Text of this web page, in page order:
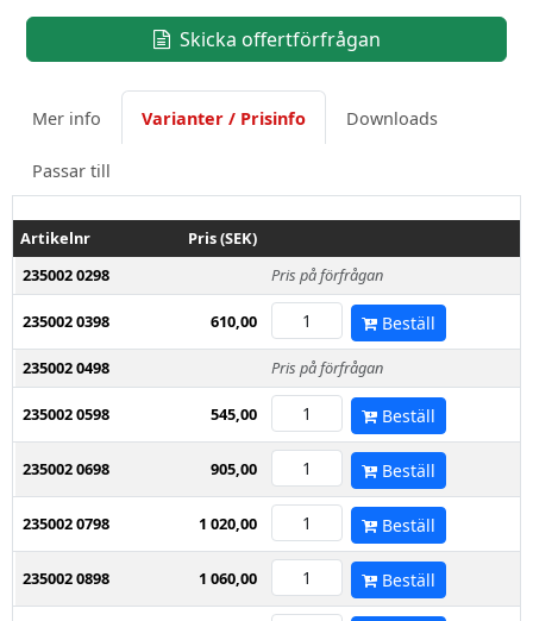
Skicka offertförfrågan
Mer info Varianter / Prisinfo Downloads
Passar till
Artikelnr
Pris (SEK)
235002 0298
Pris på förfrågan
235002 0398 610,00 Beställ
235002 0498 Pris på förfrågan
235002 0598 545,00 Beställ
235002 0698 905,00 Beställ
235002 0798 1 020,00 Beställ
235002 0898 1 060,00 Beställ